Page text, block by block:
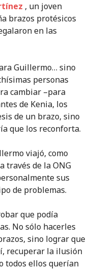
, un joven
brazos protésicos
en las
Guillermo… sino
personas
cambiar –para
de Kenia, los
de un brazo, sino
que los reconforta.
viajó, como
través de la ONG
sus
de problemas.
que podía
No sólo hacerles
sino lograr que
recuperar la ilusión
todos ellos querían